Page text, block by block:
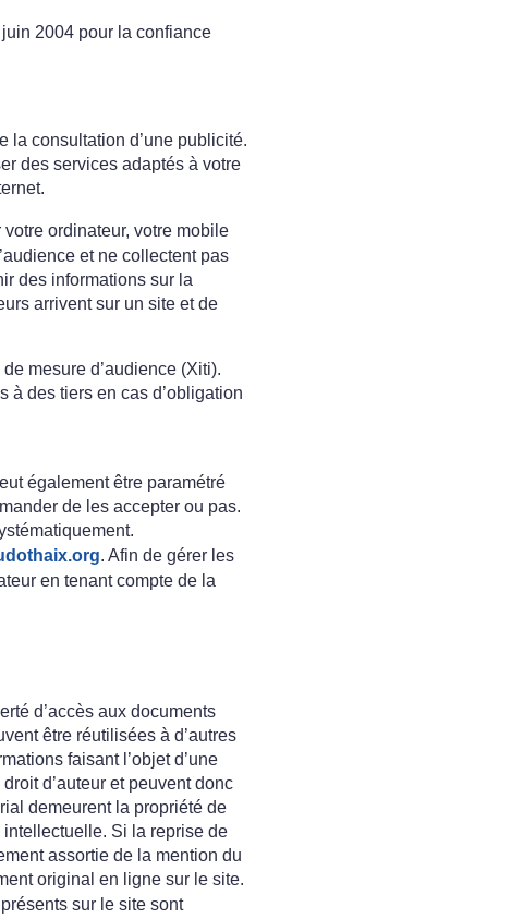
2004 pour la confiance
la consultation d’une publicité.
des services adaptés à votre
ordinateur, votre mobile
et ne collectent pas
des informations sur la
arrivent sur un site et de
mesure d’audience (Xiti).
à des tiers en cas d’obligation
également être paramétré
de les accepter ou pas.
. Afin de gérer les
en tenant compte de la
d’accès aux documents
être réutilisées à d’autres
faisant l’objet d’une
d’auteur et peuvent donc
demeurent la propriété de
intellectuelle. Si la reprise de
assortie de la mention du
original en ligne sur le site.
sur le site sont